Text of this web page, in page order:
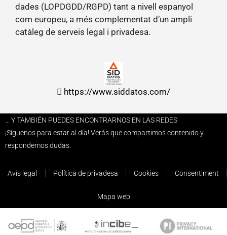
dades (LOPDGDD/RGPD) tant a nivell espanyol
com europeu, a més complementat d’un ampli
catàleg de serveis legal i privadesa.
https://www.siddatos.com/
... Y TAMBIÉN PUEDES ENCONTRARNOS EN LAS REDES
¡Síguenos para estar al día! Verás que compartimos contenido y
respondemos dudas.
Avís legal Política de privadesa Cookies Consentiment
Mapa web